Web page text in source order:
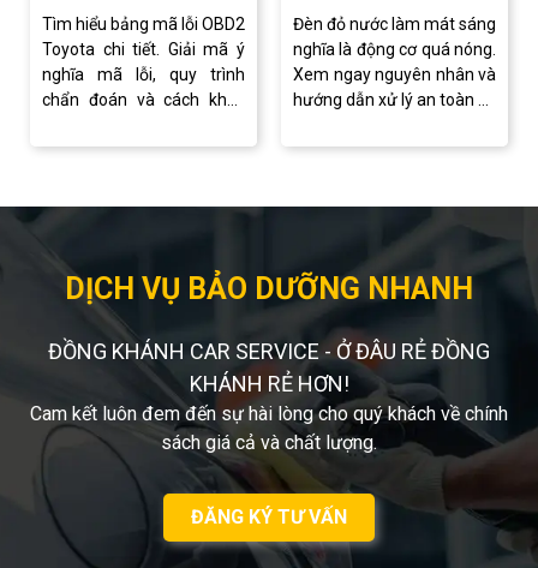
Tìm hiểu bảng mã lỗi OBD2
Toyota chi tiết. Giải mã ý
nghĩa mã lỗi, quy trình
chẩn đoán và cách khắc
Đỏ Bật Sáng
Đèn đỏ nước làm mát sáng
nghĩa là động cơ quá nóng.
Xem ngay nguyên nhân và
hướng dẫn xử lý an toàn để
DỊCH VỤ BẢO DƯỠNG NHANH
ĐỒNG KHÁNH CAR SERVICE - Ở ĐÂU RẺ ĐỒNG
KHÁNH RẺ HƠN!
Cam kết luôn đem đến sự hài lòng cho quý khách về chính
sách giá cả và chất lượng.
ĐĂNG KÝ TƯ VẤN